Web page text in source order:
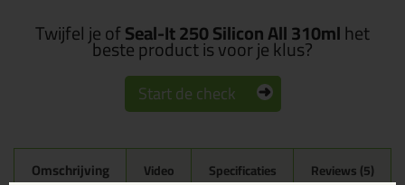
Twijfel je ofSeal-It 250 Silicon All 310mlhet
beste product is voor je klus?
Start de check
Omschrijving Video Specificaties Reviews (5)